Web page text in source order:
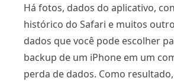
Há fotos, dados do aplicativo,
histórico do Safari e muitos
dados que você pode escolher
backup de um iPhone em um
perda de dados. Como